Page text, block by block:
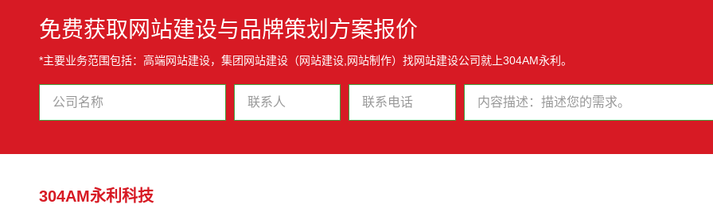
免费获取网站建设与品牌策划方案报价
*主要业务范围包括：高端网站建设，集团网站建设（网站建设,网站制作）找网站建设公司就上304AM永利。
304AM永利科技